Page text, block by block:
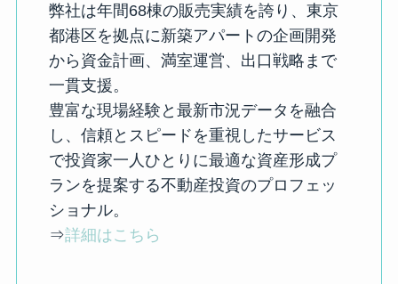
弊社は年間68棟の販売実績を誇り、東京
都港区を拠点に新築アパートの企画開発
から資金計画、満室運営、出口戦略まで
一貫支援。
豊富な現場経験と最新市況データを融合
し、信頼とスピードを重視したサービス
で投資家一人ひとりに最適な資産形成プ
ランを提案する不動産投資のプロフェッ
ショナル。
⇒詳細はこちら